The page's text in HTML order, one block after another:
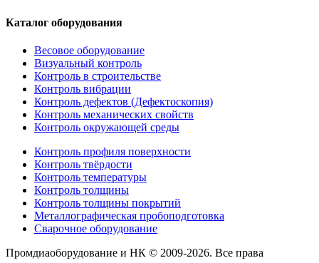
Каталог оборудования
Весовое оборудование
Визуальный контроль
Контроль в строительстве
Контроль вибрации
Контроль дефектов (Дефектоскопия)
Контроль механических свойств
Контроль окружающей среды
Контроль профиля поверхности
Контроль твёрдости
Контроль температуры
Контроль толщины
Контроль толщины покрытий
Металлографическая пробоподготовка
Сварочное оборудование
Промдиаоборудование и НК © 2009-2026. Все права